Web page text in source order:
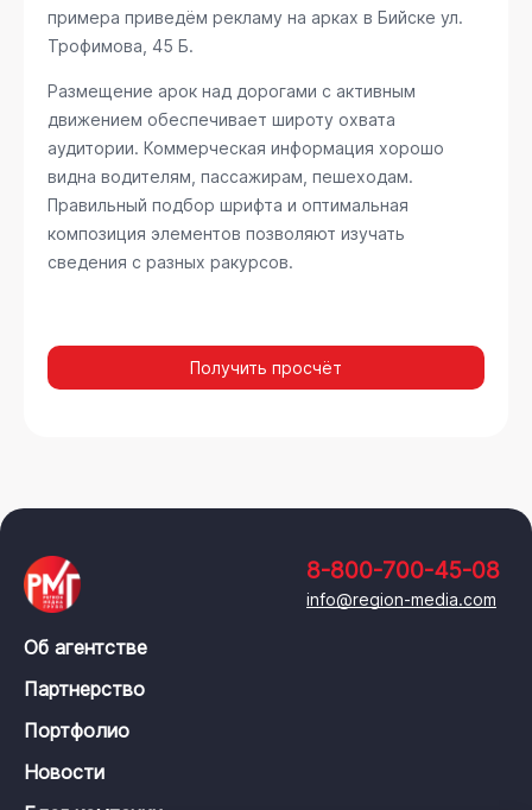
примера приведём рекламу на арках в Бийске ул.
Трофимова, 45 Б.
Размещение арок над дорогами с активным
движением обеспечивает широту охвата
аудитории. Коммерческая информация хорошо
видна водителям, пассажирам, пешеходам.
Правильный подбор шрифта и оптимальная
композиция элементов позволяют изучать
сведения с разных ракурсов.
Получить просчёт
8-800-700-45-08
info@region-media.com
Об агентстве
Партнерство
Портфолио
Новости